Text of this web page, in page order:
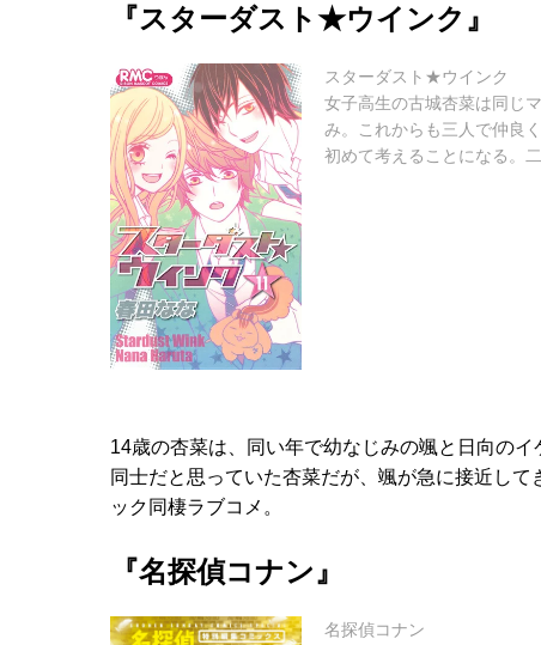
『スターダスト★ウインク』
スターダスト★ウインク
女子高生の古城杏菜は同じ
み。これからも三人で仲良
初めて考えることになる。二
14歳の杏菜は、同い年で幼なじみの颯と日向の
同士だと思っていた杏菜だが、颯が急に接近し
ック同棲ラブコメ。
『名探偵コナン』
名探偵コナン